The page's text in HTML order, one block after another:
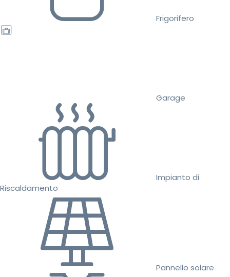
Frigorifero
Garage
Impianto di
Riscaldamento
Pannello solare